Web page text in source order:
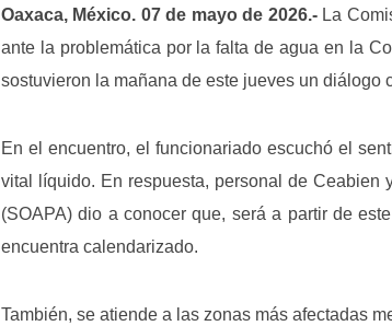
Oaxaca, México. 07 de mayo de 2026.-La
ante la problemática por la falta de agua en la
sostuvieron la mañana de este jueves un diálogo
En el encuentro, el funcionariado escuchó el
vital líquido. En respuesta, personal de Ceabien
(SOAPA) dio a conocer que, será a partir de
encuentra calendarizado.
También, se atiende a las zonas más afectadas